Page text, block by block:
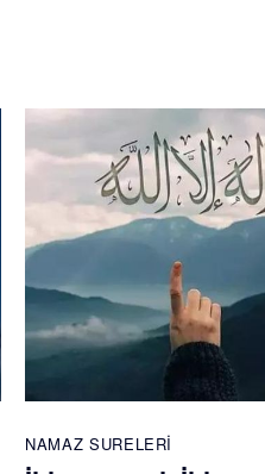
NAMAZ SURELERI